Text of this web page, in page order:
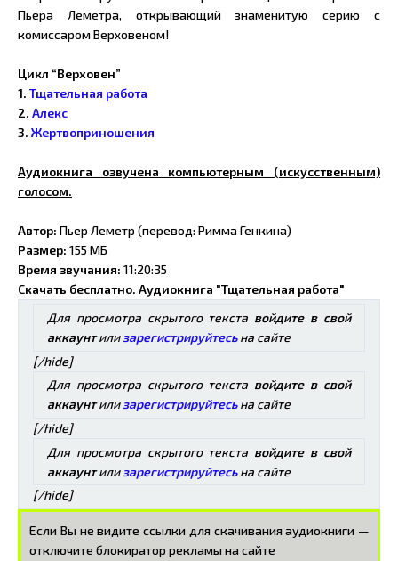
Пьера Леметра, открывающий знаменитую серию с
комиссаром Верховеном!
Цикл “Верховен”
1. Тщательная работа
2. Алекс
3. Жертвоприношения
Аудиокнига озвучена компьютерным (искусственным)
голосом.
Автор: Пьер Леметр (перевод: Римма Генкина)
Размер: 155 МБ
Время звучания: 11:20:35
Скачать бесплатно. Аудиокнига "Тщательная работа"
Для просмотра скрытого текста войдите в свой
аккаунтилизарегистрируйтесьна сайте
[/hide]
Для просмотра скрытого текста войдите в свой
аккаунтилизарегистрируйтесьна сайте
[/hide]
Для просмотра скрытого текста войдите в свой
аккаунтилизарегистрируйтесьна сайте
[/hide]
Если Вы не видите ссылки для скачивания аудиокниги —
отключите блокиратор рекламы на сайте